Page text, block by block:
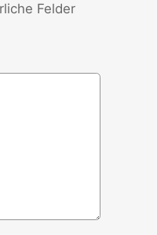
Felder